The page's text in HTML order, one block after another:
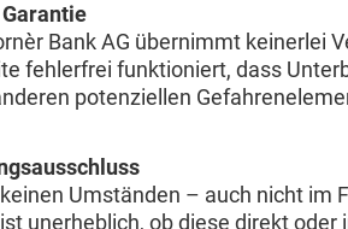
Bank AG übernimmt keinerlei
fehlerfrei funktioniert, dass
potenziellen
Umständen – auch nicht im
unerheblich, ob diese direkt